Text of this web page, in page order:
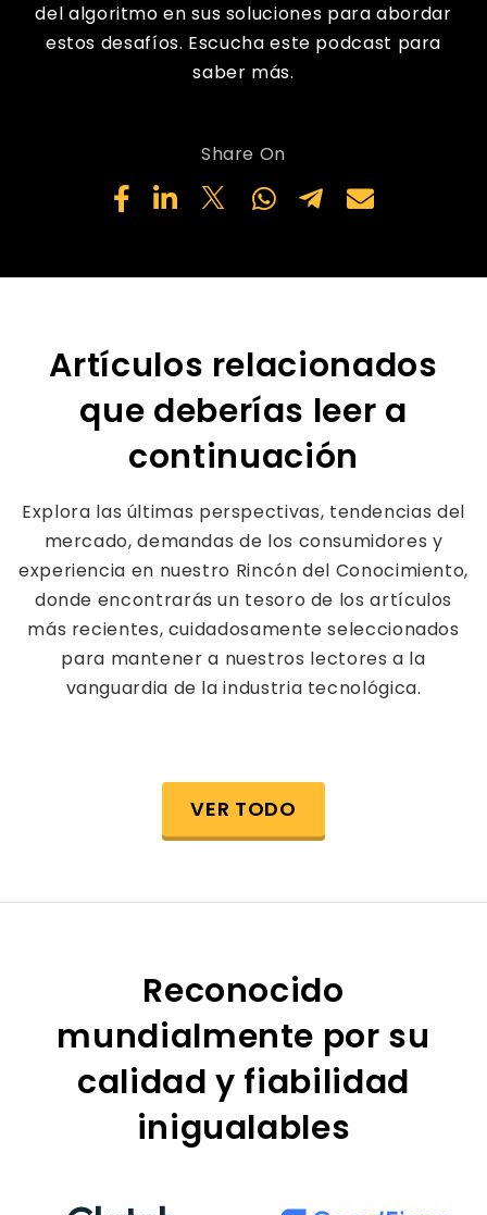
del algoritmo en sus soluciones para abordar
estos desafíos. Escucha este podcast para
saber más.
Share On
Artículos relacionados
que deberías leer a
continuación
Explora las últimas perspectivas, tendencias del
mercado, demandas de los consumidores y
experiencia en nuestro Rincón del Conocimiento,
donde encontrarás un tesoro de los artículos
más recientes, cuidadosamente seleccionados
para mantener a nuestros lectores a la
vanguardia de la industria tecnológica.
VER TODO
Reconocido
mundialmente por su
calidad y fiabilidad
inigualables